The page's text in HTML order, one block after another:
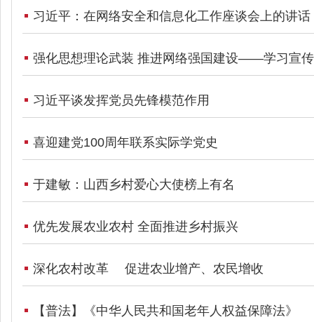
习近平：在网络安全和信息化工作座谈会上的讲话
强化思想理论武装 推进网络强国建设——学习宣
习近平谈发挥党员先锋模范作用
喜迎建党100周年联系实际学党史
于建敏：山西乡村爱心大使榜上有名
优先发展农业农村 全面推进乡村振兴
深化农村改革 促进农业增产、农民增收
【普法】《中华人民共和国老年人权益保障法》